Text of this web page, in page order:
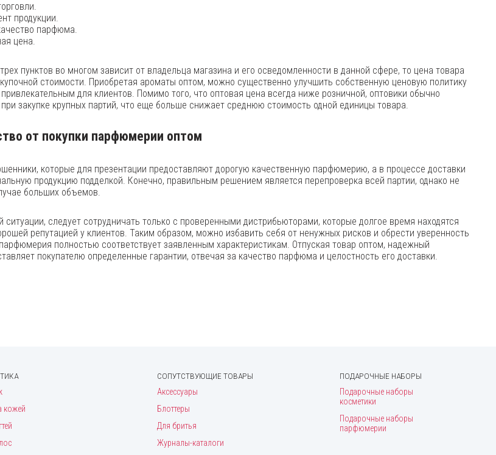
продукции.
парфюма.
цена.
пунктов во многом зависит от владельца магазина и его осведомленности в данной сфере, то цена товара
стоимости. Приобретая ароматы оптом, можно существенно улучшить собственную ценовую политику
для клиентов. Помимо того, что оптовая цена всегда ниже розничной, оптовики обычно
закупке крупных партий, что еще больше снижает среднюю стоимость одной единицы товара.
от покупки парфюмерии оптом
которые для презентации предоставляют дорогую качественную парфюмерию, а в процессе доставки
продукцию подделкой. Конечно, правильным решением является перепроверка всей партии, однако не
больших объемов.
ситуации, следует сотрудничать только с проверенными дистрибьюторами, которые долгое время находятся
репутацией у клиентов. Таким образом, можно избавить себя от ненужных рисков и обрести уверенность
полностью соответствует заявленным характеристикам. Отпуская товар оптом, надежный
покупателю определенные гарантии, отвечая за качество парфюма и целостность его доставки.
кожей
СОПУТСТВУЮЩИЕ ТОВАРЫ
Аксессуары
Блоттеры
Для бритья
Журналы-каталоги
ПОДАРОЧНЫЕ НАБОРЫ
Подарочные наборы
косметики
Подарочные наборы
парфюмерии